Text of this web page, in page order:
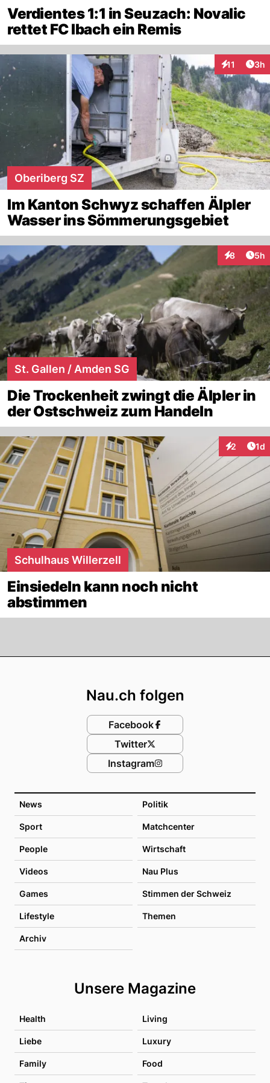
Verdientes 1:1 in Seuzach: Novalic
rettet FC Ibach ein Remis
11 3h
Oberiberg SZ
Im Kanton Schwyz schaffen Älpler
Wasser ins Sömmerungsgebiet
8 5h
St. Gallen / Amden SG
Die Trockenheit zwingt die Älpler in
der Ostschweiz zum Handeln
2 1d
Schulhaus Willerzell
Einsiedeln kann noch nicht
abstimmen
News Politik
Sport Matchcenter
People Wirtschaft
Videos Nau Plus
Games Stimmen der Schweiz
Lifestyle Themen
Archiv
Unsere Magazine
Health Living
Liebe Luxury
Family Food
Nau.ch folgen
Facebook
Twitter
Instagram